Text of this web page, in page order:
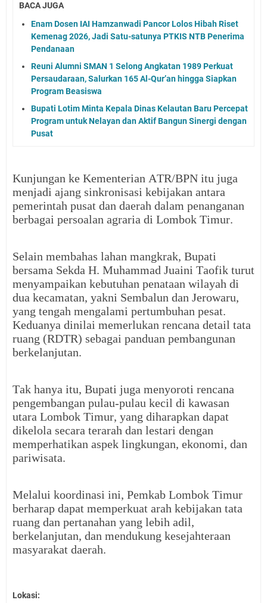
BACA JUGA
Enam Dosen IAI Hamzanwadi Pancor Lolos Hibah Riset
Kemenag 2026, Jadi Satu-satunya PTKIS NTB Penerima
Pendanaan
Reuni Alumni SMAN 1 Selong Angkatan 1989 Perkuat
Persaudaraan, Salurkan 165 Al-Qur’an hingga Siapkan
Program Beasiswa
Bupati Lotim Minta Kepala Dinas Kelautan Baru Percepat
Program untuk Nelayan dan Aktif Bangun Sinergi dengan
Pusat
Kunjungan ke Kementerian ATR/BPN itu juga
menjadi ajang sinkronisasi kebijakan antara
pemerintah pusat dan daerah dalam penanganan
berbagai persoalan agraria di Lombok Timur.
Selain membahas lahan mangkrak, Bupati
bersama Sekda H. Muhammad Juaini Taofik turut
menyampaikan kebutuhan penataan wilayah di
dua kecamatan, yakni Sembalun dan Jerowaru,
yang tengah mengalami pertumbuhan pesat.
Keduanya dinilai memerlukan rencana detail tata
ruang (RDTR) sebagai panduan pembangunan
berkelanjutan.
Tak hanya itu, Bupati juga menyoroti rencana
pengembangan pulau-pulau kecil di kawasan
utara Lombok Timur, yang diharapkan dapat
dikelola secara terarah dan lestari dengan
memperhatikan aspek lingkungan, ekonomi, dan
pariwisata.
Melalui koordinasi ini, Pemkab Lombok Timur
berharap dapat memperkuat arah kebijakan tata
ruang dan pertanahan yang lebih adil,
berkelanjutan, dan mendukung kesejahteraan
masyarakat daerah.
Lokasi: